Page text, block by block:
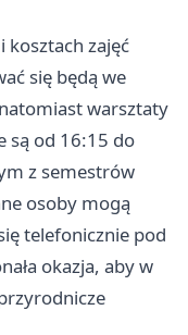
kosztach zajęć
się będą we
warsztaty
są od 16:15 do
z semestrów
osoby mogą
telefonicznie pod
okazja, aby w